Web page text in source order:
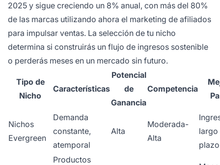
2025 y sigue creciendo un 8% anual, con más del 80%
de las marcas utilizando ahora el marketing de afiliados
para impulsar ventas. La selección de tu nicho
determina si construirás un flujo de ingresos sostenible
o perderás meses en un mercado sin futuro.
Tipo de
Nicho
Características
Potencial
de
Ganancia
Competencia
Nichos
Evergreen
Demanda
constante,
atemporal
Alta
Moderada-
Alta
largo
plazo
Productos